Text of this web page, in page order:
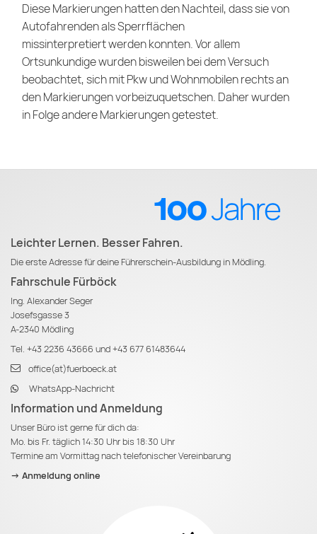
Diese Markierungen hatten den Nachteil, dass sie von
Autofahrenden als Sperrflächen
missinterpretiert werden konnten. Vor allem
Ortsunkundige wurden bisweilen bei dem Versuch
beobachtet, sich mit Pkw und Wohnmobilen rechts an
den Markierungen vorbeizuquetschen. Daher wurden
in Folge andere Markierungen getestet.
Leichter Lernen. Besser Fahren.
Die erste Adresse für deine Führerschein-Ausbildung in Mödling.
Fahrschule Fürböck
Ing. Alexander Seger
Josefsgasse 3
A-2340 Mödling
Tel. +43 2236 43666 und+43 677 61483644
office(at)fuerboeck.at
WhatsApp-Nachricht
Information und Anmeldung
Unser Büro ist gerne für dich da:
Mo. bis Fr. täglich 14:30 Uhr bis 18:30 Uhr
Termine am Vormittag nach telefonischer Vereinbarung
-> Anmeldung online